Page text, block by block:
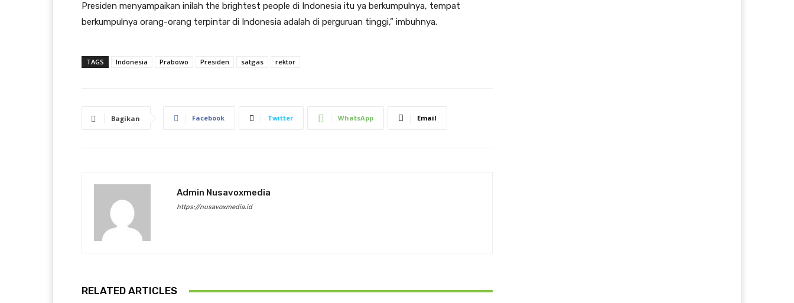
Presiden menyampaikan inilah the brightest people di Indonesia itu ya berkumpulnya, tempat
berkumpulnya orang-orang terpintar di Indonesia adalah di perguruan tinggi,” imbuhnya.
TAGS Indonesia Prabowo Presiden satgas rektor
Bagikan Facebook Twitter WhatsApp Email
Admin Nusavoxmedia
https://nusavoxmedia.id
RELATED ARTICLES